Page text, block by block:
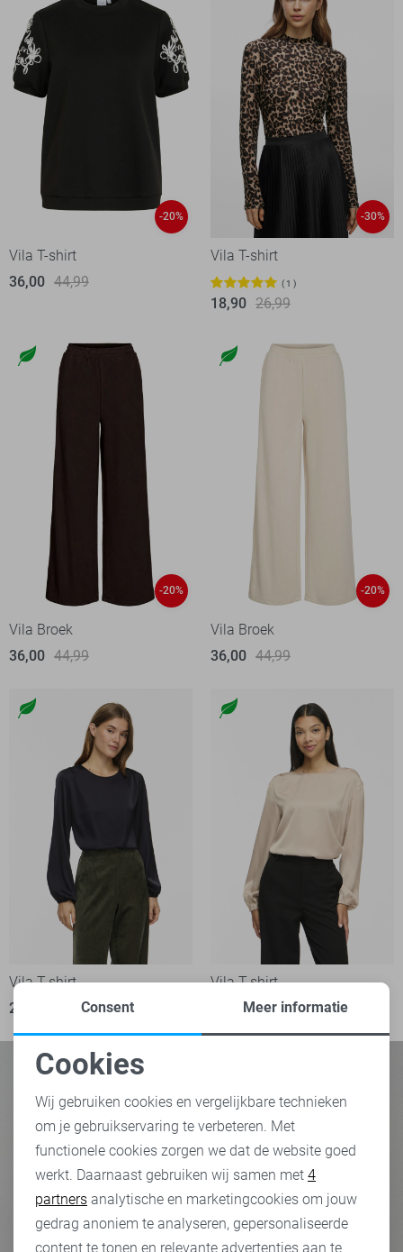
-20%
Vila T-shirt
36,00 44,99
-30%
Vila T-shirt
1
18,90 26,99
-20%
Vila Broek
36,00 44,99
-20%
Vila Broek
36,00 44,99
Vila T-shirt
29,99
Vila T-shirt
29,99
Noodzakelijke cookies
Personalisatie cookies
Analytische cookies
Marketing cookies
Consent Meer informatie
Cookies
Wij gebruiken cookies en vergelijkbare technieken
om je gebruikservaring te verbeteren. Met
functionele cookies zorgen we dat de website goed
werkt. Daarnaast gebruiken wij samen met 4
partners analytische en marketingcookies om jouw
gedrag anoniem te analyseren, gepersonaliseerde
content te tonen en relevante advertenties aan te